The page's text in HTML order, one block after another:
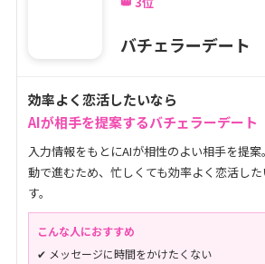
バチェラーデート
効率よく恋活したいなら
AIが相手を提案するバチェラーデート
入力情報をもとにAIが相性のよい相手を提
動で進むため、忙しくても効率よく恋活し
す。
こんな人におすすめ
✔ メッセージに時間をかけたくない